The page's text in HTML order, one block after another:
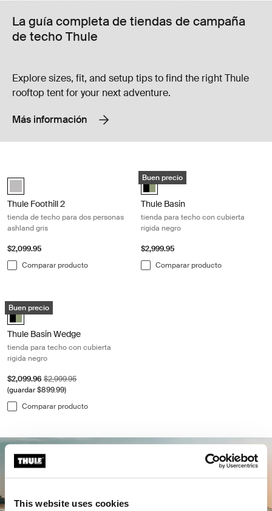
This website uses cookies
La guía completa de tiendas de campaña
de techo Thule
Explore sizes, fit, and setup tips to find the right Thule
rooftop tent for your next adventure.
Más información
Thule Foothill 2 tienda de techo para dos personas ashland gris
Thule Foothill 2 Gris Ceniza (selected)
Thule Foothill 2
tienda de techo para dos personas
ashland gris
$2,099.95
Comparar producto
Thule Basin tienda para techo con
Buen precio
HyBox/Basin Black (selected)
Thule Basin
tienda para techo con cubierta
rígida negro
$2,999.95
Comparar producto
Thule Basin Wedge tienda para techo con cubierta rígida negro Black
Buen precio
HyBox/Basin Black (selected)
Thule Basin Wedge
tienda para techo con cubierta
rígida negro
Precio de venta
$2,099.96 Precio original
$2,999.95
(guardar $899.99)
Comparar producto